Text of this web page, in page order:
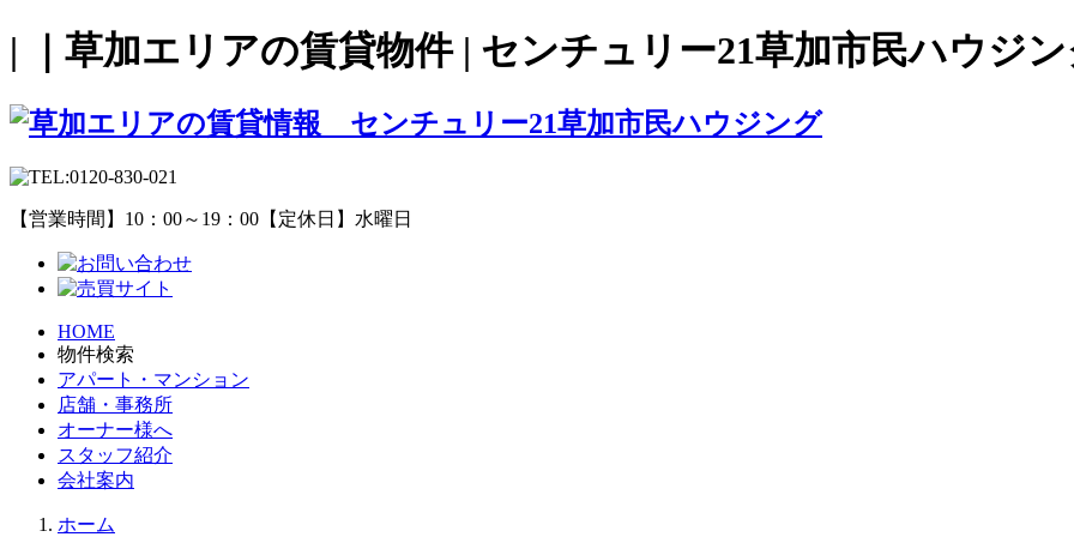
| ｜草加エリアの賃貸物件 | センチュリー21草加市民ハウジ
【営業時間】10：00～19：00【定休日】水曜日
HOME
物件検索
アパート・マンション
店舗・事務所
オーナー様へ
スタッフ紹介
会社案内
ホーム